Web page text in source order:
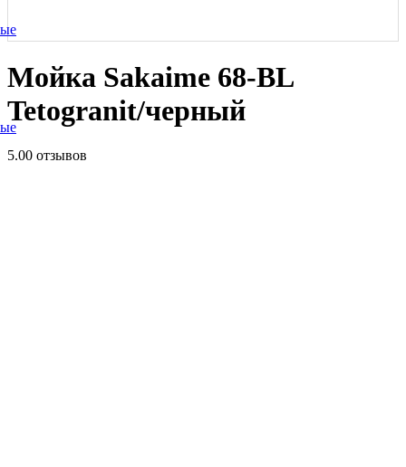
Мойка Sakaime 68-BL
Tetogranit/черный
5.00 отзывов